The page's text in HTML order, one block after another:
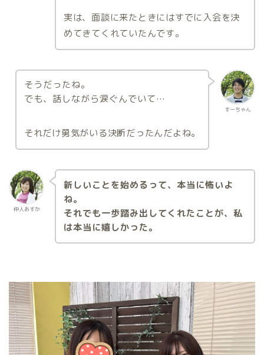
実は、面談に来たときにはすでに入会を決
めてきてくれていたんです。
すーちゃん
そうだったね。
でも、話しながら涙ぐんでいて…
それだけ勇気がいる決断だったんだよね。
仲人あすか
新しいことを始めるって、本当に怖いよ
ね。
それでも一歩踏み出してくれたことが、私
は本当に嬉しかった。